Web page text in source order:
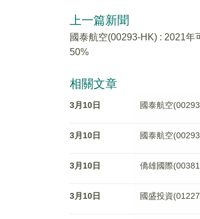
上一篇新聞
國泰航空(00293-HK) : 2021年
50%
相關文章
3月10日 國泰航空
3月10日 國泰航空
3月10日 僑雄國際
3月10日 國盛投資